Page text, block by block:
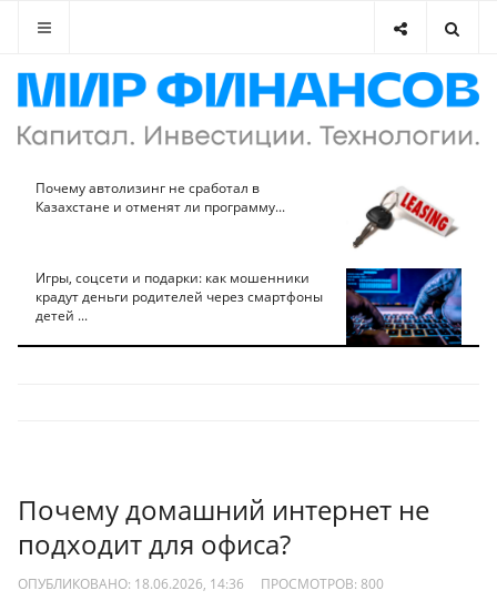
Почему автолизинг не сработал в
Казахстане и отменят ли программу...
Игры, соцсети и подарки: как мошенники
крадут деньги родителей через смартфоны
детей ...
Почему домашний интернет не
подходит для офиса?
ОПУБЛИКОВАНО: 18.06.2026, 14:36 ПРОСМОТРОВ: 800